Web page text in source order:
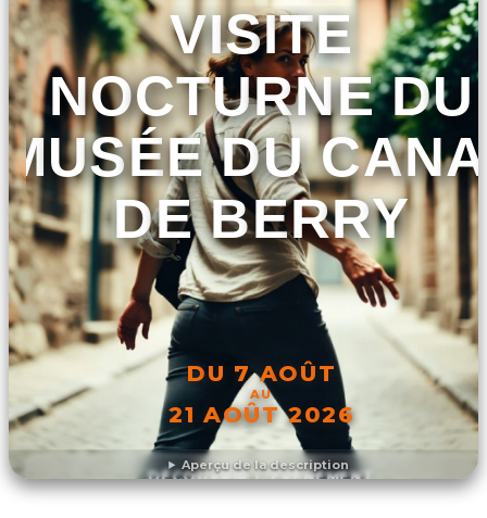
Aperçu de la description
VISITE
NOCTURNE DU
MUSÉE DU
DE BERRY
DU 7 AOÛT
AU
21 AOÛT 2026
DÉCOUVRIR L'ÉVÉNEMENT